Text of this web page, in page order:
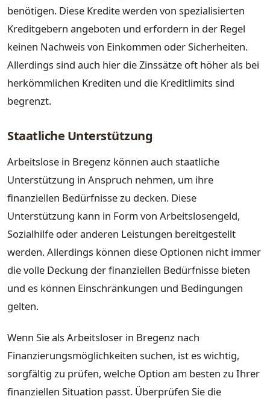
benötigen. Diese Kredite werden von spezialisierten
Kreditgebern angeboten und erfordern in der Regel
keinen Nachweis von Einkommen oder Sicherheiten.
Allerdings sind auch hier die Zinssätze oft höher als bei
herkömmlichen Krediten und die Kreditlimits sind
begrenzt.
Staatliche Unterstützung
Arbeitslose in Bregenz können auch staatliche
Unterstützung in Anspruch nehmen, um ihre
finanziellen Bedürfnisse zu decken. Diese
Unterstützung kann in Form von Arbeitslosengeld,
Sozialhilfe oder anderen Leistungen bereitgestellt
werden. Allerdings können diese Optionen nicht immer
die volle Deckung der finanziellen Bedürfnisse bieten
und es können Einschränkungen und Bedingungen
gelten.
Wenn Sie als Arbeitsloser in Bregenz nach
Finanzierungsmöglichkeiten suchen, ist es wichtig,
sorgfältig zu prüfen, welche Option am besten zu Ihrer
finanziellen Situation passt. Überprüfen Sie die